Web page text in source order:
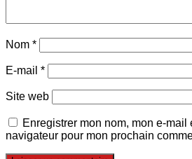
Nom *
E-mail *
Site web
Enregistrer mon nom, mon e-mail
navigateur pour mon prochain